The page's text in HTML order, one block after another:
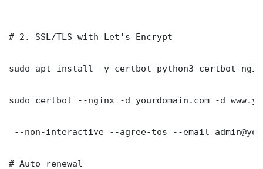
# 2. SSL/TLS with Let's Encrypt
sudo apt install -y certbot python3-certbot-
sudo certbot --nginx -d yourdomain.com -d
--non-interactive --agree-tos --email
# Auto-renewal